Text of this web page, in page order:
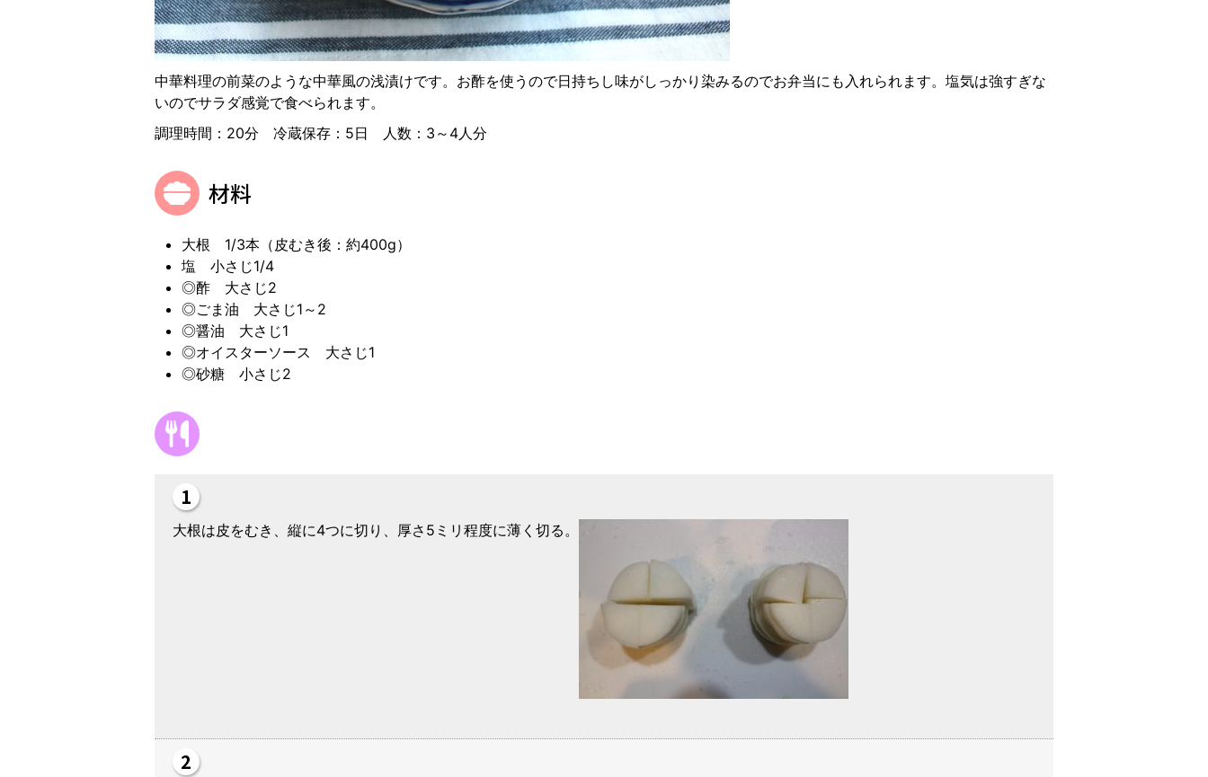
中華料理の前菜のような中華風の浅漬けです。お酢を使うので日持ちし味がしっかり染みるのでお弁当にも入れられます。塩気は強すぎな
いのでサラダ感覚で食べられます。
調理時間：20分 冷蔵保存：5日 人数：3～4人分
材料
大根 1/3本（皮むき後：約400g）
塩 小さじ1/4
◎酢 大さじ2
◎ごま油 大さじ1～2
◎醤油 大さじ1
◎オイスターソース 大さじ1
◎砂糖 小さじ2
大根は皮をむき、縦に4つに切り、厚さ5ミリ程度に薄く切る。